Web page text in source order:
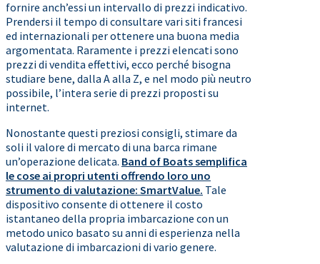
fornire anch’essi un intervallo di prezzi indicativo.
Prendersi il tempo di consultare vari siti francesi
ed internazionali per ottenere una buona media
argomentata. Raramente i prezzi elencati sono
prezzi di vendita effettivi, ecco perché bisogna
studiare bene, dalla A alla Z, e nel modo più neutro
possibile, l’intera serie di prezzi proposti su
internet.
Nonostante questi preziosi consigli, stimare da
soli il valore di mercato di una barca rimane
un’operazione delicata. Band of Boats semplifica
le cose ai propri utenti offrendo loro uno
strumento di valutazione: SmartValue. Tale
dispositivo consente di ottenere il costo
istantaneo della propria imbarcazione con un
metodo unico basato su anni di esperienza nella
valutazione di imbarcazioni di vario genere.